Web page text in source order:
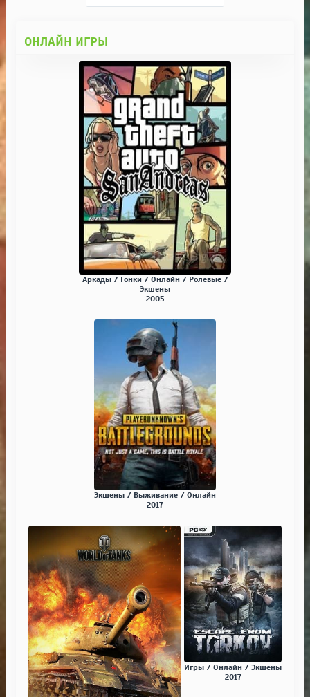
ОНЛАЙН ИГРЫ
Аркады / Гонки / Онлайн / Ролевые /
Экшены
2005
Экшены / Выживание / Онлайн
2017
Игры / Онлайн / Экшены
2017